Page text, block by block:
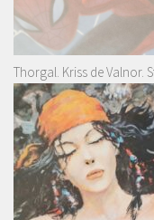
Thorgal. Kriss de Valnor.